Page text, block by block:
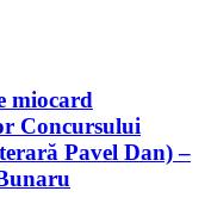
miocard
Concursului
Pavel Dan) –